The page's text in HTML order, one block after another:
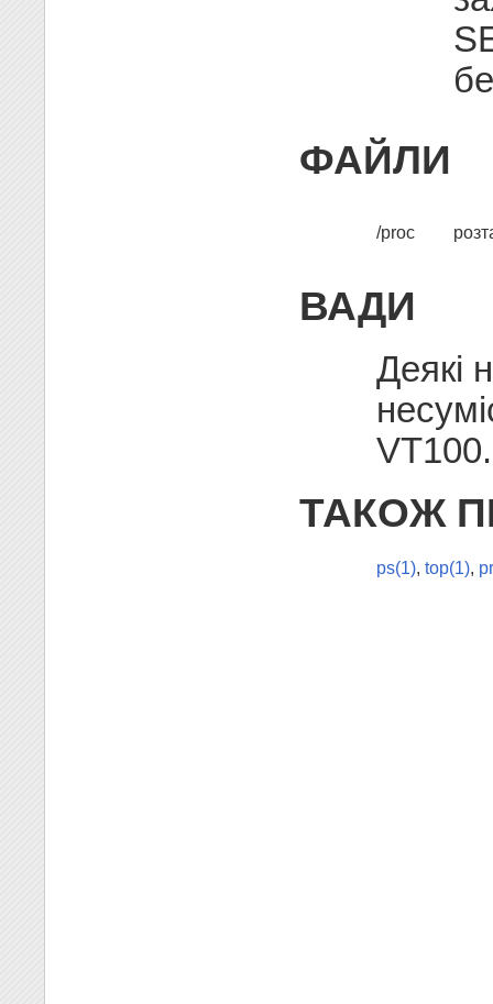
ФАЙЛИ
/proc
ВАДИ
Деякі
VT100.
ТАКОЖ
ps(1), top(1),